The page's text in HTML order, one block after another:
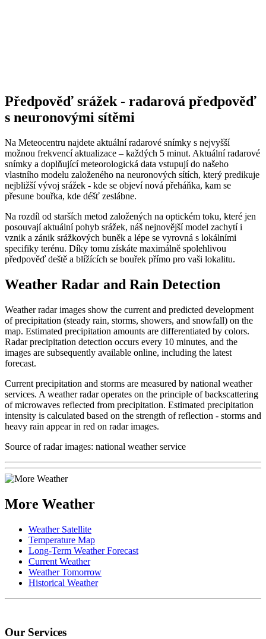
Předpověď srážek - radarová předpověď
s neuronovými sítěmi
Na Meteocentru najdete aktuální radarové snímky s nejvyšší
možnou frekvencí aktualizace – každých 5 minut. Aktuální radarové
snímky a doplňující meteorologická data vstupují do našeho
vlastního modelu založeného na neuronových sítích, který predikuje
nejbližší vývoj srážek - kde se objeví nová přeháňka, kam se
přesune bouřka, kde déšť zeslábne.
Na rozdíl od starších metod založených na optickém toku, které jen
posouvají aktuální pohyb srážek, náš nejnovější model zachytí i
vznik a zánik srážkových buněk a lépe se vyrovná s lokálními
specifiky terénu. Díky tomu získáte maximálně spolehlivou
předpověď deště a blížících se bouřek přímo pro vaši lokalitu.
Weather Radar and Rain Detection
Weather radar images show the current and predicted development
of precipitation (steady rain, storms, showers, and snowfall) on the
map. Estimated precipitation amounts are differentiated by colors.
Radar precipitation detection occurs every 10 minutes, and the
images are subsequently available online, including the latest
forecast.
Current precipitation and storms are measured by national weather
services. A weather radar operates on the principle of backscattering
of microwaves reflected from precipitation. Estimated precipitation
intensity is calculated based on the strength of reflection - storms and
heavy rain appear in red on radar images.
Source of radar images: national weather service
More Weather
Weather Satellite
Temperature Map
Long-Term Weather Forecast
Current Weather
Weather Tomorrow
Historical Weather
Our Services